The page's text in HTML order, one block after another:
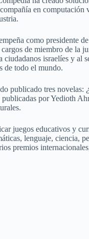
en computación
como presidente
de miembro de la
israelíes y al
de todo el mundo.
publicado tres novelas:
publicadas por Yedioth
juegos educativos y
lenguaje, ciencia,
premios